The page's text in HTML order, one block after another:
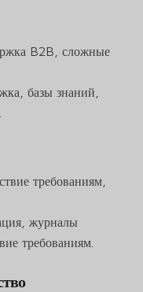
B2B, сложные
базы знаний,
требованиям,
журналы
требованиям.